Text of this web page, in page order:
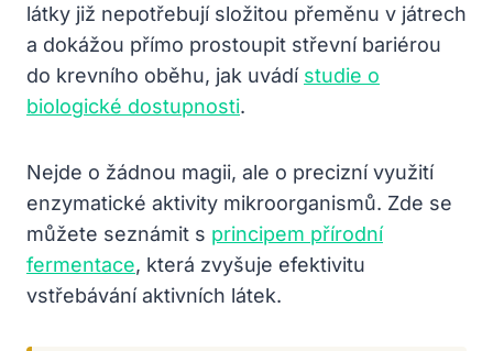
látky již nepotřebují složitou přeměnu v játrech
a dokážou přímo prostoupit střevní bariérou
do krevního oběhu, jak uvádí studie o
biologické dostupnosti.
Nejde o žádnou magii, ale o precizní využití
enzymatické aktivity mikroorganismů. Zde se
můžete seznámit s principem přírodní
fermentace, která zvyšuje efektivitu
vstřebávání aktivních látek.